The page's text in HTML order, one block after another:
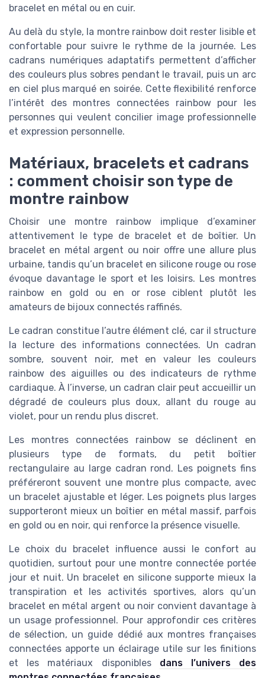
bracelet en métal ou en cuir.
Au delà du style, la montre rainbow doit rester lisible et
confortable pour suivre le rythme de la journée. Les
cadrans numériques adaptatifs permettent d’afficher
des couleurs plus sobres pendant le travail, puis un arc
en ciel plus marqué en soirée. Cette flexibilité renforce
l’intérêt des montres connectées rainbow pour les
personnes qui veulent concilier image professionnelle
et expression personnelle.
Matériaux, bracelets et cadrans
: comment choisir son type de
montre rainbow
Choisir une montre rainbow implique d’examiner
attentivement le type de bracelet et de boîtier. Un
bracelet en métal argent ou noir offre une allure plus
urbaine, tandis qu’un bracelet en silicone rouge ou rose
évoque davantage le sport et les loisirs. Les montres
rainbow en gold ou en or rose ciblent plutôt les
amateurs de bijoux connectés raffinés.
Le cadran constitue l’autre élément clé, car il structure
la lecture des informations connectées. Un cadran
sombre, souvent noir, met en valeur les couleurs
rainbow des aiguilles ou des indicateurs de rythme
cardiaque. À l’inverse, un cadran clair peut accueillir un
dégradé de couleurs plus doux, allant du rouge au
violet, pour un rendu plus discret.
Les montres connectées rainbow se déclinent en
plusieurs type de formats, du petit boîtier
rectangulaire au large cadran rond. Les poignets fins
préféreront souvent une montre plus compacte, avec
un bracelet ajustable et léger. Les poignets plus larges
supporteront mieux un boîtier en métal massif, parfois
en gold ou en noir, qui renforce la présence visuelle.
Le choix du bracelet influence aussi le confort au
quotidien, surtout pour une montre connectée portée
jour et nuit. Un bracelet en silicone supporte mieux la
transpiration et les activités sportives, alors qu’un
bracelet en métal argent ou noir convient davantage à
un usage professionnel. Pour approfondir ces critères
de sélection, un guide dédié aux montres françaises
connectées apporte un éclairage utile sur les finitions
et les matériaux disponibles dans l’univers des